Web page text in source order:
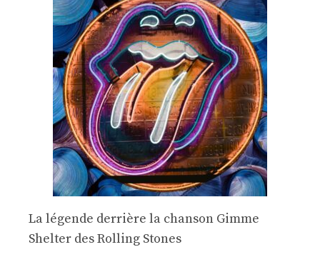
La légende derrière la chanson Gimme
Shelter des Rolling Stones